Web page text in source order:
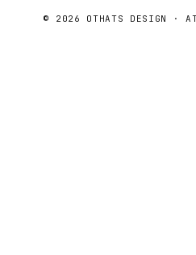
© 2026 OTHATS DESIGN ·